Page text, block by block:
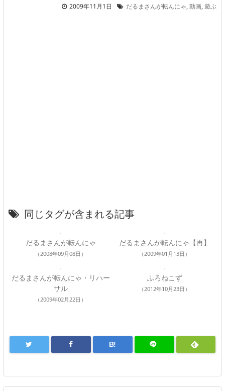
2009年11月1日 だるまさんが転んにゃ,動画,遊ぶ
同じタグが含まれる記事
だるまさんが転んにゃ
（2008年09月08日）
だるまさんが転んにゃ【再】
（2009年01月13日）
だるまさんが転んにゃ・リハー
サル
（2009年02月22日）
ふろねこず
（2012年10月23日）
B!